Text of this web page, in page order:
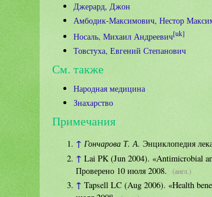
Джерард, Джон
Амбодик-Максимович, Нестор
Носаль, Михаил Андреевич[uk]
Товстуха, Евгений Степанович
См. также
Народная медицина
Знахарство
Примечания
↑ Гончарова Т. А. Энциклопедия
↑ Lai PK (Jun 2004). «Antimicrobial
Проверено 10 июля 2008.
(англ.)
↑ Tapsell LC (Aug 2006). «Health